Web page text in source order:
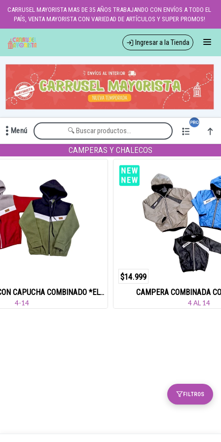
Comprá online productos de en CARRUSEL MAYORISTA
CARRUSEL MAYORISTA MAS DE 35 AÑOS TRABAJANDO CON ENVÍOS A TODO EL
PAÍS, VENTA MAYORISTA CON VARIEDAD DE ARTÍCULOS Y SUPER PROMOS!
Ingresar a la Tienda
CÓMO COMPRAR
QUIÉNES SOMOS
LOCALES
WHATSAPPEAMOS?
Menú
Comprá online productos de en CARRUSEL MAYORISTA
FILTROS
CAMPERAS Y CHALECOS
CAMPERA POLAR CON CAPUCHA COMBINADO *ELOY*
4-14
$14.999
CAMPERA COMBINADA
4 AL 14